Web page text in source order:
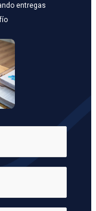
entregas